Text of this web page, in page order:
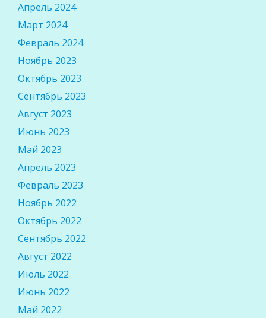
Апрель 2024
Март 2024
Февраль 2024
Ноябрь 2023
Октябрь 2023
Сентябрь 2023
Август 2023
Июнь 2023
Май 2023
Апрель 2023
Февраль 2023
Ноябрь 2022
Октябрь 2022
Сентябрь 2022
Август 2022
Июль 2022
Июнь 2022
Май 2022